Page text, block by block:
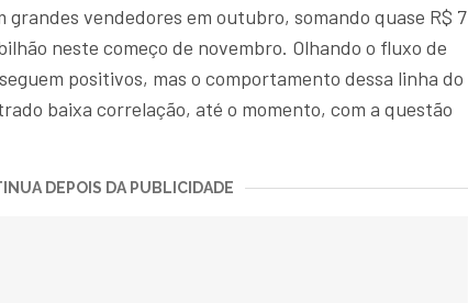
grandes vendedores em outubro, somando quase R$ 7
neste começo de novembro. Olhando o fluxo de
positivos, mas o comportamento dessa linha do
baixa correlação, até o momento, com a questão
DEPOIS DA PUBLICIDADE